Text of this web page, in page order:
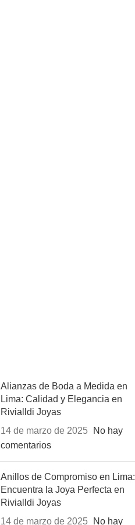
Alianzas de Boda a Medida en
Lima: Calidad y Elegancia en
Rivialldi Joyas
14 de marzo de 2025
No hay
comentarios
Anillos de Compromiso en Lima:
Encuentra la Joya Perfecta en
Rivialldi Joyas
14 de marzo de 2025
No hay